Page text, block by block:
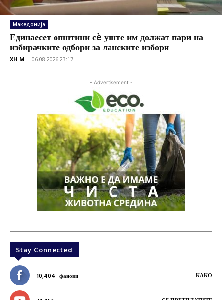
Македонија
Единаесет општини сè уште им должат пари на
избирачките одбори за ланските избори
XH M - 06.08.2026 23:17
- Advertisement -
Stay Connected
10,404 фанови КАКО